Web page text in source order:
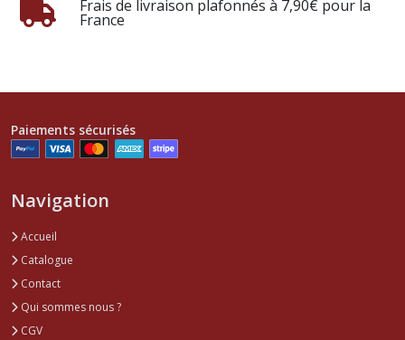
Frais de livraison plafonnés à 7,90€ pour la
France
Paiements sécurisés
Navigation
Accueil
Catalogue
Contact
Qui sommes nous ?
CGV